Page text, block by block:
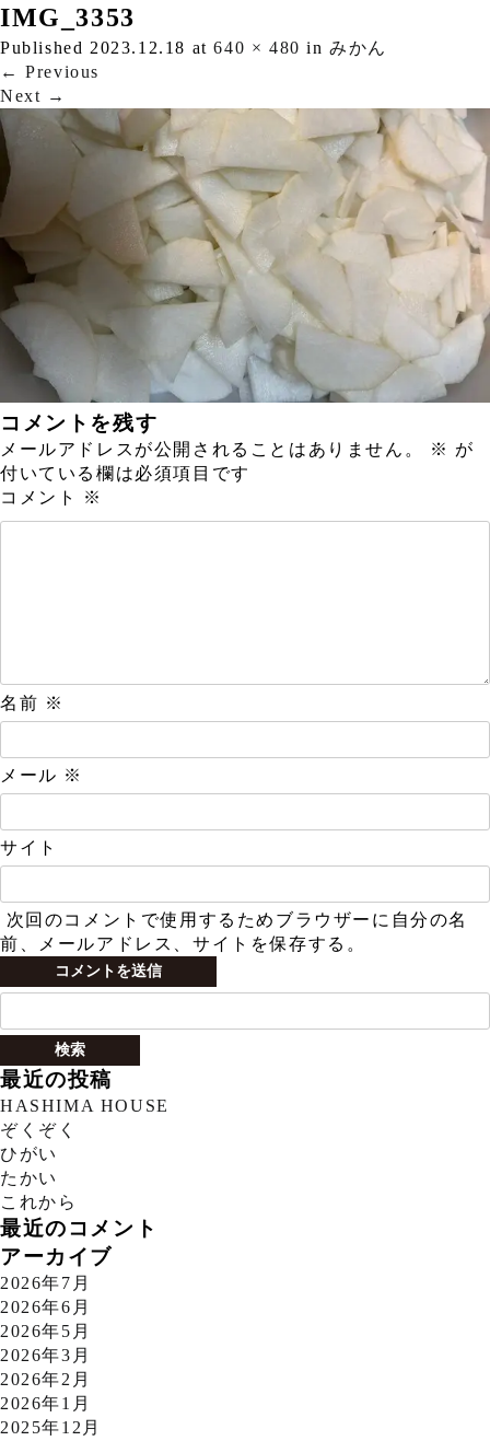
IMG_3353
Published 2023.12.18 at640 × 480 inみかん
← Previous
Next →
コメントを残す
メールアドレスが公開されることはありません。 ※ が
付いている欄は必須項目です
コメント
※
名前 ※
メール ※
サイト
次回のコメントで使用するためブラウザーに自分の名
前、メールアドレス、サイトを保存する。
検
最近の投稿
HASHIMA HOUSE
ぞくぞく
ひがい
たかい
これから
最近のコメント
アーカイブ
2026年7月
2026年6月
2026年5月
2026年3月
2026年2月
2026年1月
2025年12月